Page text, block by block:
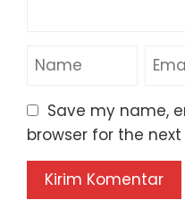
Save my name,
browser for the